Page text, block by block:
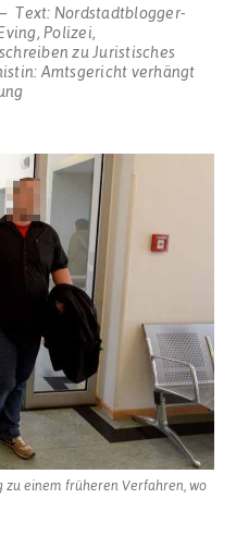
Text: Nordstadtblogger-
, Polizei,
zu Juristisches
Amtsgericht verhängt
zu einem früheren Verfahren, wo